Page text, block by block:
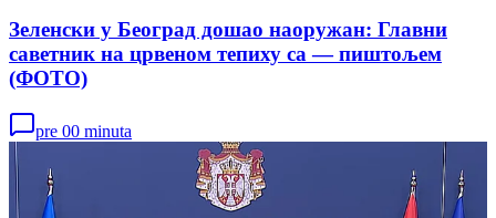
Зеленски у Београд дошао наоружан: Главни
саветник на црвеном тепиху са — пиштољем
(ФОТО)
pre 00 minuta